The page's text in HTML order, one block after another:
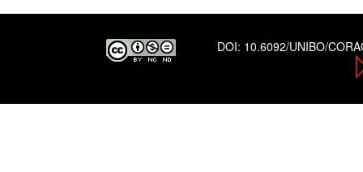
DOI: 10.6092/UNIBO/